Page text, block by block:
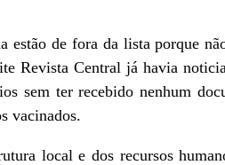
estão de fora da lista porque
Revista Central já havia
sem ter recebido nenhum
vacinados.
local e dos recursos